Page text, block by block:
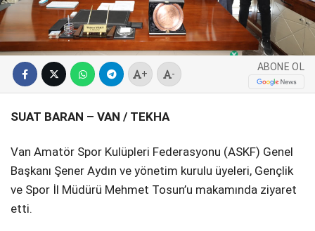
Instagram
Youtube
+ -
ABONE OL
SUAT BARAN – VAN / TEKHA
Van Amatör Spor Kulüpleri Federasyonu (ASKF) Genel
Başkanı Şener Aydın ve yönetim kurulu üyeleri, Gençlik
ve Spor İl Müdürü Mehmet Tosun’u makamında ziyaret
etti.